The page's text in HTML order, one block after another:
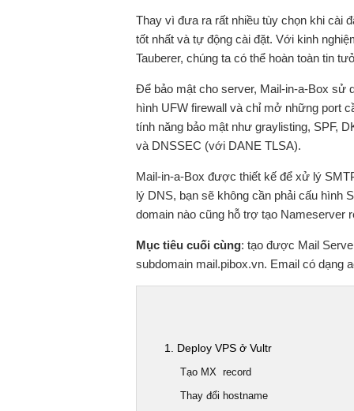
Thay vì đưa ra rất nhiều tùy chọn khi cài
tốt nhất và tự động cài đặt. Với kinh
Tauberer, chúng ta có thể hoàn toàn tin
Để bảo mật cho server, Mail-in-a-Box sử
hình UFW firewall và chỉ mở những port
tính năng bảo mật như graylisting, SPF,
và DNSSEC (với DANE TLSA).
Mail-in-a-Box được thiết kế để xử lý
lý DNS, bạn sẽ không cần phải cấu hình
domain nào cũng hỗ trợ tạo Nameserver
Mục tiêu cuối cùng: tạo được Mail
subdomain mail.pibox.vn. Email có dạng
1. Deploy VPS ở Vultr
Tạo MX record
Thay đổi hostname